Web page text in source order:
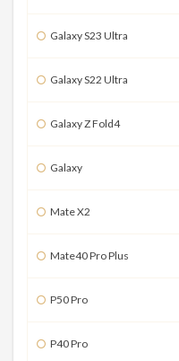
Galaxy S23 Ultra
Galaxy S22 Ultra
Galaxy Z Fold4
Galaxy
Mate X2
Mate40 Pro Plus
P50 Pro
P40 Pro